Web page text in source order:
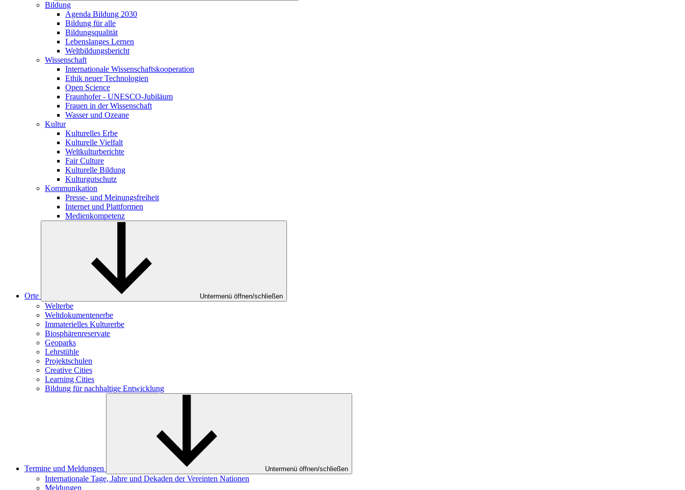
Bildung
Agenda Bildung 2030
Bildung für alle
Bildungsqualität
Lebenslanges Lernen
Weltbildungsbericht
Wissenschaft
Internationale Wissenschaftskooperation
Ethik neuer Technologien
Open Science
Fraunhofer - UNESCO-Jubiläum
Frauen in der Wissenschaft
Wasser und Ozeane
Kultur
Kulturelles Erbe
Kulturelle Vielfalt
Weltkulturberichte
Fair Culture
Kulturelle Bildung
Kulturgutschutz
Kommunikation
Presse- und Meinungsfreiheit
Internet und Plattformen
Medienkompetenz
Orte Untermenü öffnen/schließen
Welterbe
Weltdokumentenerbe
Immaterielles Kulturerbe
Biosphärenreservate
Geoparks
Lehrstühle
Projektschulen
Creative Cities
Learning Cities
Bildung für nachhaltige Entwicklung
Termine und Meldungen Untermenü öffnen/schließen
Internationale Tage, Jahre und Dekaden der Vereinten Nationen
Meldungen